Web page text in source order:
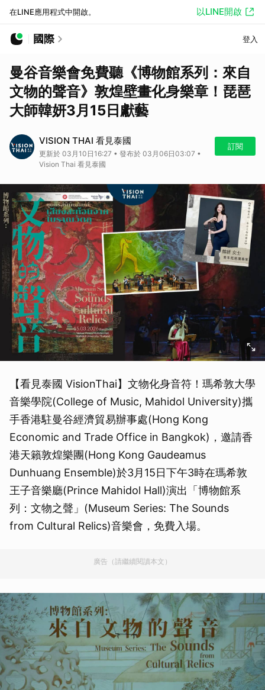
在LINE應用程式中開啟。 以LINE開啟
國際 登入
曼谷音樂會免費聽《博物館系列：來自
文物的聲音》敦煌壁畫化身樂章！琵琶
大師韓妍3月15日獻藝
VISION THAI 看見泰國
更新於 03月10日16:27 • 發布於 03月06日03:07 •
Vision Thai 看見泰國
訂閱
【看見泰國 VisionThai】文物化身音符！瑪希敦大學
音樂學院(College of Music, Mahidol University)攜
手香港駐曼谷經濟貿易辦事處(Hong Kong
Economic and Trade Office in Bangkok)，邀請香
港天籟敦煌樂團(Hong Kong Gaudeamus
Dunhuang Ensemble)於3月15日下午3時在瑪希敦
王子音樂廳(Prince Mahidol Hall)演出「博物館系
列：文物之聲」(Museum Series: The Sounds
from Cultural Relics)音樂會，免費入場。
廣告（請繼續閱讀本文）